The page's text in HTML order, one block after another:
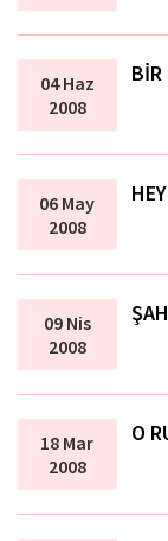
04 Haz
2008
BİR
06 May
2008
09 Nis
2008
18 Mar
2008
O